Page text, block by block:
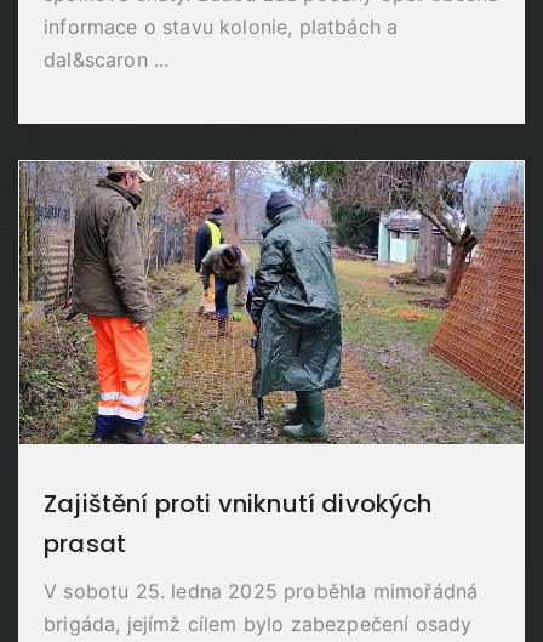
informace o stavu kolonie, platbách a
dal&scaron ...
Zajištění proti vniknutí divokých
prasat
V sobotu 25. ledna 2025 proběhla mimořádná
brigáda, jejímž cílem bylo zabezpečení osady